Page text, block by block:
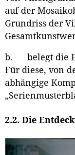
auf der
Grundriss der
b. belegt die
Für diese, von
abhängige
2.2. Die